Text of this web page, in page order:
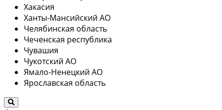
Хакасия
Ханты-Мансийский АО
Челябинская область
Чеченская республика
Чувашия
Чукотский АО
Ямало-Ненецкий АО
Ярославская область